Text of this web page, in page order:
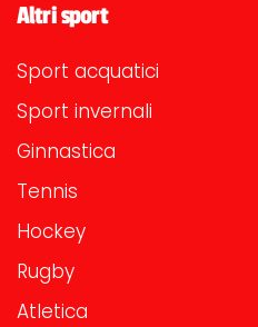
Altri sport
Sport acquatici
Sport invernali
Ginnastica
Tennis
Hockey
Rugby
Atletica